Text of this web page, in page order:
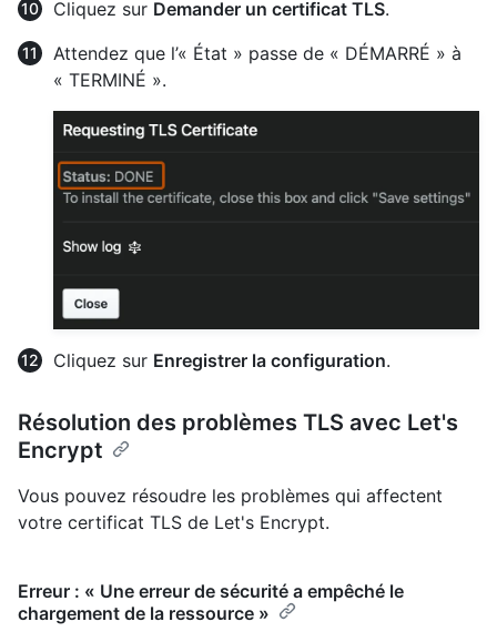
Cliquez sur Demander un certificat TLS.
Attendez que l’« État » passe de « DÉMARRÉ » à
« TERMINÉ ».
Cliquez sur Enregistrer la configuration.
Résolution des problèmes TLS avec Let's
Encrypt
Vous pouvez résoudre les problèmes qui affectent
votre certificat TLS de Let's Encrypt.
Erreur : « Une erreur de sécurité a empêché le
chargement de la ressource »